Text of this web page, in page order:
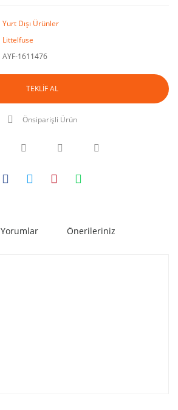
Yurt Dışı Ürünler
Littelfuse
AYF-1611476
TEKLİF AL
Önsiparişli Ürün
Yorumlar Önerileriniz